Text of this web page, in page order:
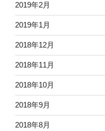
2019年2月
2019年1月
2018年12月
2018年11月
2018年10月
2018年9月
2018年8月